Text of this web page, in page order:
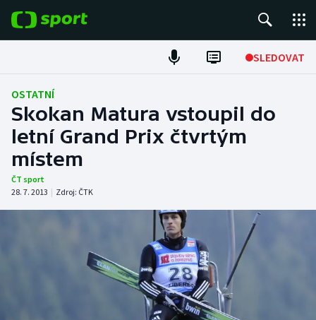
SLEDOVAT
Fotbal
Hokej
Tenis
Atletika
OSTATNÍ
Skokan Matura vstoupil do
letní Grand Prix čtvrtým
místem
ČT sport
28. 7. 2013 | Zdroj: ČTK